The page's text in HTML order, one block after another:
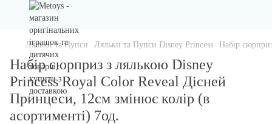
Ляльки та Пупси Ляльки та Пупси Disney Princess Набір
Набір сюрприз з лялькою Disney
Princess Royal Color Reveal Дісней
Принцеси, 12см змінює колір (в
асортименті) 7од.